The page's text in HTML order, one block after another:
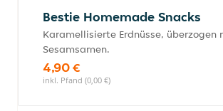
Bestie Homemade Snacks
Karamellisierte Erdnüsse, überzogen
Sesamsamen.
4,90 €
inkl. Pfand (0,00 €)